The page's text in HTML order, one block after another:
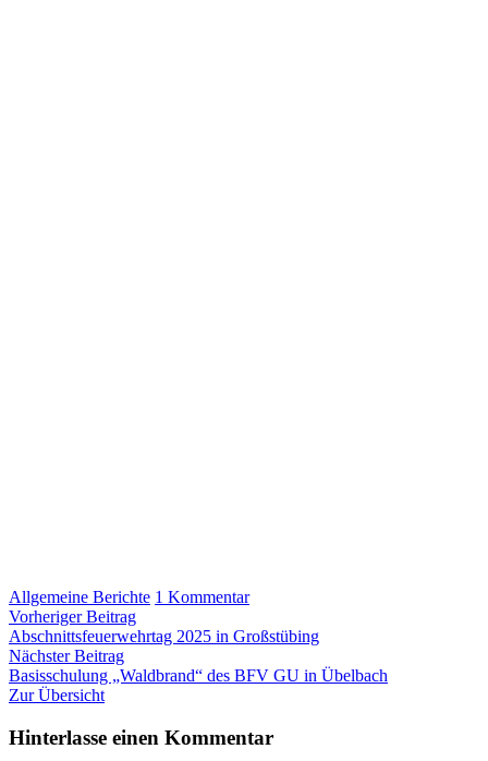
Allgemeine Berichte 1 Kommentarzu
Ausflug
Senioren
Dachstein
Beitragsnavigation
Vorheriger BeitragVorheriger
Beitrag:
Abschnittsfeuerwehrtag 2025 in Großstübing
Nächster BeitragNächster
Beitrag:
Basisschulung „Waldbrand“ des BFV GU in Übelbach
Zur Übersicht
Hinterlasse einen Kommentar